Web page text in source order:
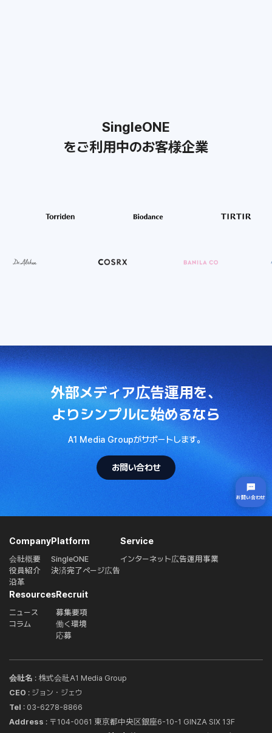
SingleONE
をご利用中のお客様企業
外部メディア広告運用を、
よりシンプルに始めるなら
A1 Media Groupがサポートします。
お問い合わせ
お問い合わせ
Company
会社概要
役員紹介
沿革
Platform
SingleONE
決済完了ページ広告
Service
インターネット広告運用事業
Resources
ニュース
コラム
Recruit
募集要項
働く環境
応募
‌会社名 : 株式会社A1 Media Group
CEO : ジョン・ジェウ
Tel : 03-6278-8866
Address : 〒104-0061 東京都中央区銀座6-10-1 GINZA SIX 13F